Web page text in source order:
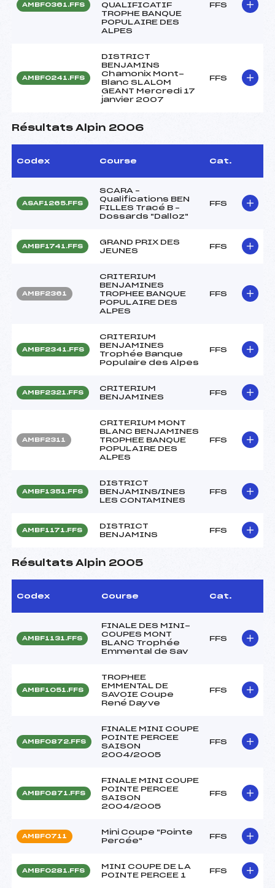
AMBF0361.FFS
QUALIFICATIF
TROPHE BANQUE
POPULAIRE DES
ALPES
FFS
AMBF0241.FFS
DISTRICT
BENJAMINS
Chamonix Mont-
Blanc SLALOM
GEANT Mercredi 17
janvier 2007
FFS
Résultats Alpin 2006
Codex Course Cat.
ASAF1265.FFS
SCARA –
Qualifications BEN
FILLES Tracé B –
Dossards "Dalloz"
FFS
AMBF1741.FFS
GRAND PRIX DES
JEUNES
FFS
AMBF2361
CRITERIUM
BENJAMINES
TROPHEE BANQUE
POPULAIRE DES
ALPES
FFS
AMBF2341.FFS
CRITERIUM
BENJAMINES
Trophée Banque
Populaire des Alpes
FFS
AMBF2321.FFS
CRITERIUM
BENJAMINES
FFS
AMBF2311
CRITERIUM MONT
BLANC BENJAMINES
TROPHEE BANQUE
POPULAIRE DES
ALPES
FFS
AMBF1351.FFS
DISTRICT
BENJAMINS/INES
LES CONTAMINES
FFS
AMBF1171.FFS
DISTRICT
BENJAMINS
FFS
Résultats Alpin 2005
Codex Course Cat.
AMBF1131.FFS
FINALE DES MINI-
COUPES MONT
BLANC Trophée
Emmental de Sav
FFS
AMBF1051.FFS
TROPHEE
EMMENTAL DE
SAVOIE Coupe
René Dayve
FFS
AMBF0872.FFS
FINALE MINI COUPE
POINTE PERCEE
SAISON
2004/2005
FFS
AMBF0871.FFS
FINALE MINI COUPE
POINTE PERCEE
SAISON
2004/2005
FFS
AMBF0711
Mini Coupe "Pointe
Percée"
FFS
AMBF0281.FFS
MINI COUPE DE LA
POINTE PERCEE 1
FFS